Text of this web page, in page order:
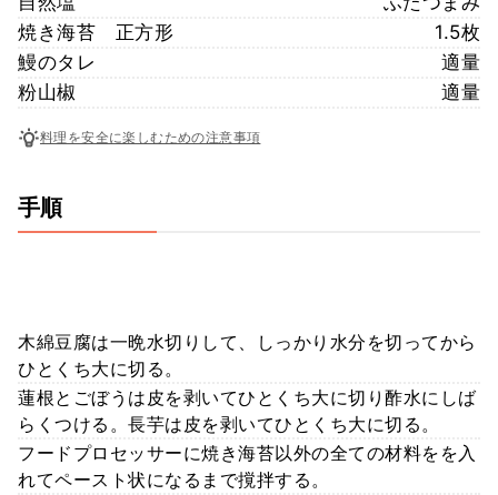
焼き海苔 正方形
1.5枚
鰻のタレ
適量
粉山椒
適量
料理を安全に楽しむための注意事項
手順
木綿豆腐は一晩水切りして、しっかり水分を切ってから
ひとくち大に切る。
蓮根とごぼうは皮を剥いてひとくち大に切り酢水にしば
らくつける。長芋は皮を剥いてひとくち大に切る。
フードプロセッサーに焼き海苔以外の全ての材料をを入
れてペースト状になるまで撹拌する。